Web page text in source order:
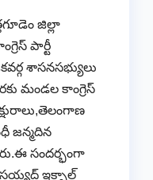
జిల్లా
పార్టీ
శాసనసభ్యులు
మండల కాంగ్రెస్
జన్మదిన
సందర్భంగా
సయ్యద్ ఇక్బాల్